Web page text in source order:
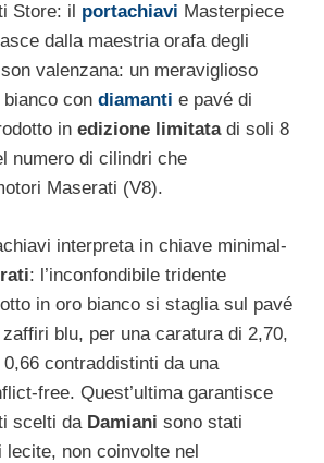
Store: il portachiavi Masterpiece
dalla maestria orafa degli
valenzana: un meraviglioso
con diamanti e pavé di
in edizione limitatadi soli 8
numero di cilindri che
Maserati (V8).
interpreta in chiave minimal-
: l’inconfondibile tridente
in oro bianco si staglia sul pavé
blu, per una caratura di 2,70,
contraddistinti da una
free. Quest’ultima garantisce
scelti da Damiani sono stati
lecite, non coinvolte nel